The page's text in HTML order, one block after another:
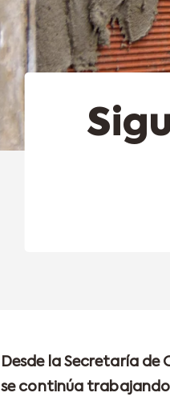
Desde la Secretaría de
se continúa